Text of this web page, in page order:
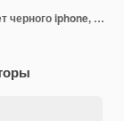
Новый современный реалистичный макет черного iphone, вид спереди, изолированный на белом мобильном шаблоне Vector